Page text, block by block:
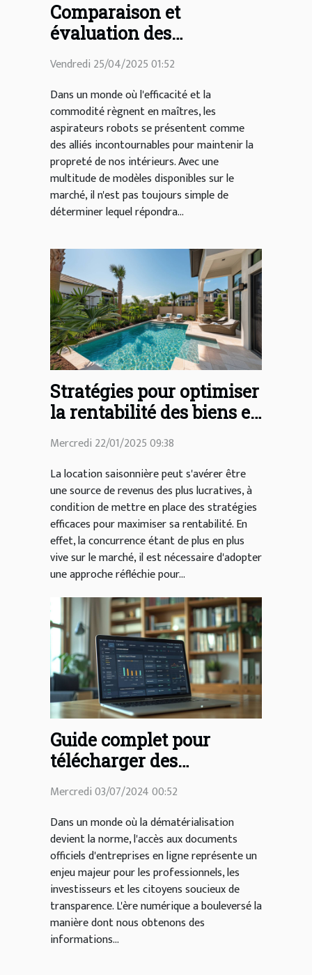
Comparaison et
évaluation des
aspirateurs robots pour
un nettoyage efficace
Vendredi 25/04/2025 01:52
Dans un monde où l'efficacité et la
commodité règnent en maîtres, les
aspirateurs robots se présentent comme
des alliés incontournables pour maintenir la
propreté de nos intérieurs. Avec une
multitude de modèles disponibles sur le
marché, il n'est pas toujours simple de
déterminer lequel répondra...
Stratégies pour optimiser
la rentabilité des biens en
location saisonnière
Mercredi 22/01/2025 09:38
La location saisonnière peut s'avérer être
une source de revenus des plus lucratives, à
condition de mettre en place des stratégies
efficaces pour maximiser sa rentabilité. En
effet, la concurrence étant de plus en plus
vive sur le marché, il est nécessaire d'adopter
une approche réfléchie pour...
Guide complet pour
télécharger des
documents officiels
d'entreprises en ligne
Mercredi 03/07/2024 00:52
Dans un monde où la dématérialisation
devient la norme, l'accès aux documents
officiels d'entreprises en ligne représente un
enjeu majeur pour les professionnels, les
investisseurs et les citoyens soucieux de
transparence. L'ère numérique a bouleversé la
manière dont nous obtenons des
informations...